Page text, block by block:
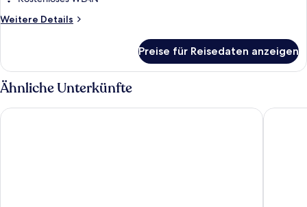
Weitere Details
Weitere
Preise für Reisedaten anzeigen
Ähnliche Unterkünfte
Radisson Blu Atlantic Hotel, Stavanger Clarion